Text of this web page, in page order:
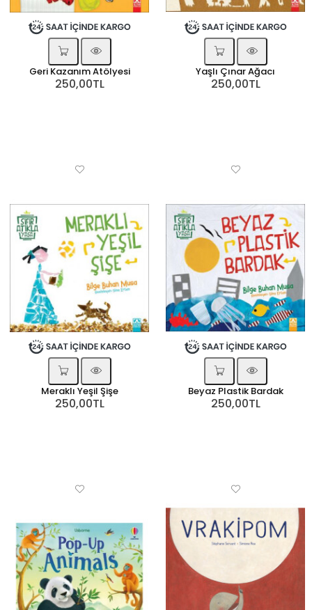
Geri Kazanım Atölyesi
250,00TL
Yaşlı Çınar Ağacı
250,00TL
Meraklı Yeşil Şişe
250,00TL
Beyaz Plastik Bardak
250,00TL